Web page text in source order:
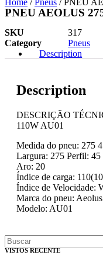
PNEU AEOLUS
SKU
317
Category
Pneus
Description
Description
DESCRIÇÃO
110W AU01
Medida do pneu: 275
Largura: 275 Perfil: 45
Aro: 20
Índice de carga:
Índice de Velocidade:
Marca do pneu: Aeolus
Modelo: AU01
VISTOS RECENTE